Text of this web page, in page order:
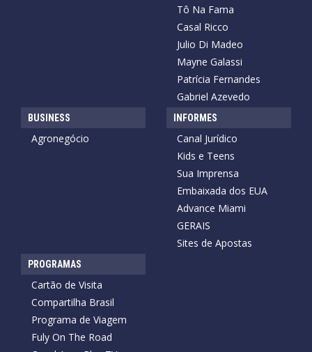
Tô Na Fama
Casal Ricco
Julio Di Madeo
Mayne Galassi
Patrícia Fernandes
Gabriel Azevedo
BUSINESS
Agronegócio
INFORMES
Canal Jurídico
Kids e Teens
Sua Imprensa
Embaixada dos EUA
Advance Miami
GERAIS
Sites de Apostas
PROGRAMAS
Cartão de Visita
Compartilha Brasil
Programa de Viagem
Fuly On The Road